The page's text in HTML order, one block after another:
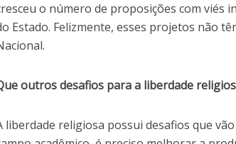
o número de proposições com viés
Estado. Felizmente, esses projetos não
outros desafios para a liberdade
liberdade religiosa possui desafios que